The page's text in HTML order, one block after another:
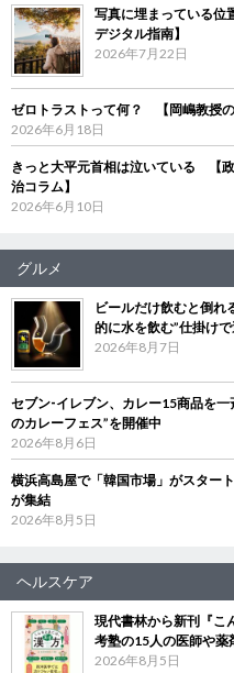
写真に埋まっている
デジタル指南】
2026年7月22日
ゼロトラストって何？ 【岡嶋教授の
2026年6月18日
きっと大平元首相は泣いている 【
治コラム】
2026年6月10日
グルメ
ビールだけ飲むと倒
的に水を飲む”仕掛け
2026年8月7日
セブン‐イレブン、カレー15商品を
のカレーフェス”を開催中
2026年8月6日
横浜高島屋で「韓国市場」がスター
が集結
2026年8月5日
ヘルスケア
現代書林から新刊『
考塾の15人の医師や薬
2026年8月5日